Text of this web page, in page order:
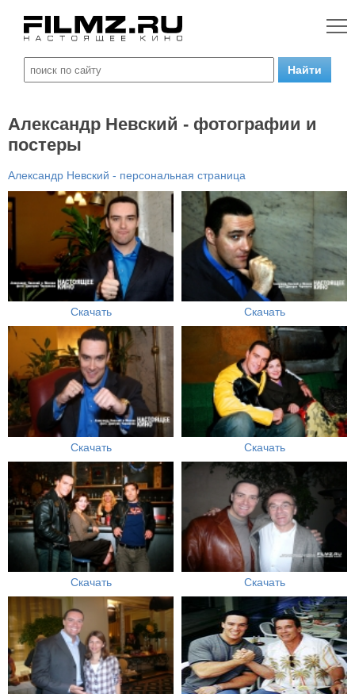
Александр Невский - фотографии и
постеры
Александр Невский - персональная страница
Скачать Скачать
Скачать Скачать
Скачать Скачать